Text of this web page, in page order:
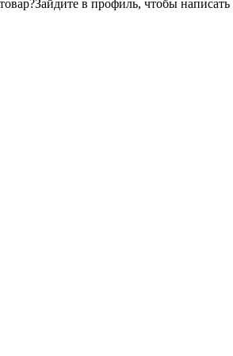
Зайдите в профиль, чтобы написать